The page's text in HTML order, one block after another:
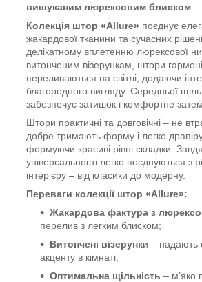
вишуканим люрексовим блиском
Колекція штор «Allure» поєднує
жакардової тканини та сучасних
делікатному вплетенню люрексової
витонченим візерункам, штори
переливаються на світлі, додаючи
благородного вигляду. Середньої
забезпечує затишок і комфортне
Штори практичні та довговічні – не
добре тримають форму і легко
формуючи красиві рівні складки.
універсальності легко поєднуються з
інтер’єру – від класики до модерну.
Переваги колекції штор «Allure»:
Жакардова фактура з
перелив з легким блиском;
Витончені візерунки – надають
акценту в кімнаті;
Оптимальна щільність – м’яко